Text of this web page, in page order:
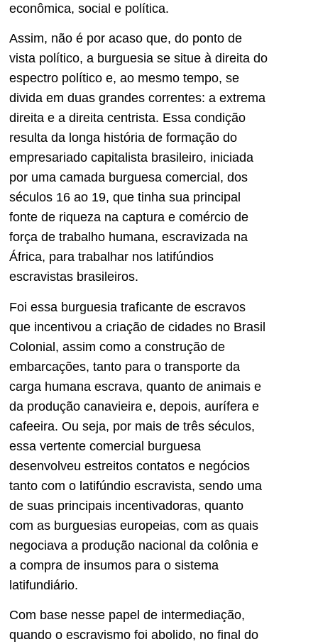
econômica, social e política.
Assim, não é por acaso que, do ponto de
vista político, a burguesia se situe à direita do
espectro político e, ao mesmo tempo, se
divida em duas grandes correntes: a extrema
direita e a direita centrista. Essa condição
resulta da longa história de formação do
empresariado capitalista brasileiro, iniciada
por uma camada burguesa comercial, dos
séculos 16 ao 19, que tinha sua principal
fonte de riqueza na captura e comércio de
força de trabalho humana, escravizada na
África, para trabalhar nos latifúndios
escravistas brasileiros.
Foi essa burguesia traficante de escravos
que incentivou a criação de cidades no Brasil
Colonial, assim como a construção de
embarcações, tanto para o transporte da
carga humana escrava, quanto de animais e
da produção canavieira e, depois, aurífera e
cafeeira. Ou seja, por mais de três séculos,
essa vertente comercial burguesa
desenvolveu estreitos contatos e negócios
tanto com o latifúndio escravista, sendo uma
de suas principais incentivadoras, quanto
com as burguesias europeias, com as quais
negociava a produção nacional da colônia e
a compra de insumos para o sistema
latifundiário.
Com base nesse papel de intermediação,
quando o escravismo foi abolido, no final do